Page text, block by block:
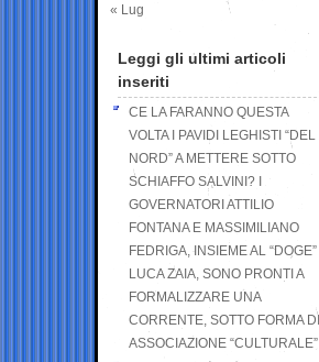
« Lug
Leggi gli ultimi articoli
inseriti
CE LA FARANNO QUESTA
VOLTA I PAVIDI LEGHISTI “DEL
NORD” A METTERE SOTTO
SCHIAFFO SALVINI? I
GOVERNATORI ATTILIO
FONTANA E MASSIMILIANO
FEDRIGA, INSIEME AL “DOGE”
LUCA ZAIA, SONO PRONTI A
FORMALIZZARE UNA
CORRENTE, SOTTO FORMA DI
ASSOCIAZIONE “CULTURALE”